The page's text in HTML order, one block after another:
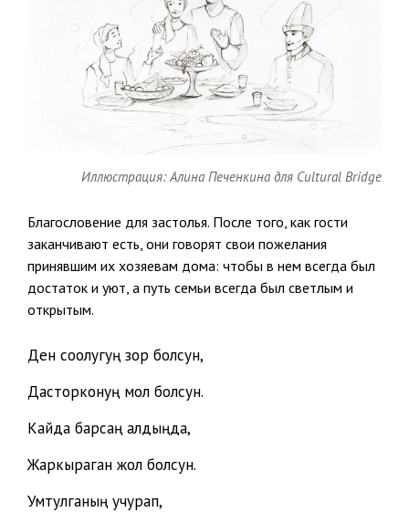
Иллюстрация: Алина Печенкина для Cultural Bridge
Благословение для застолья. После того, как гости
заканчивают есть, они говорят свои пожелания
принявшим их хозяевам дома: чтобы в нем всегда был
достаток и уют, а путь семьи всегда был светлым и
открытым.
Ден соолугуң зор болсун,
Дасторконуң мол болсун.
Кайда барсаң алдыңда,
Жаркыраган жол болсун.
Умтулганың учурап,